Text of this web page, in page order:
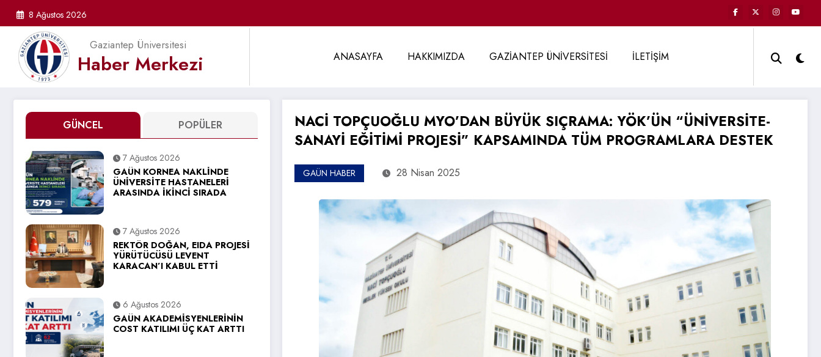
8 Ağustos 2026
Gaziantep Üniversitesi
Haber Merkezi ANASAYFA HAKKIMIZDA GAZİANTEP ÜNİVERSİTESİ İLETİŞİM
GÜNCEL POPÜLER
7 Ağustos 2026
GAÜN KORNEA NAKLİNDE
ÜNİVERSİTE HASTANELERİ
ARASINDA İKİNCİ SIRADA
7 Ağustos 2026
REKTÖR DOĞAN, EIDA PROJESİ
YÜRÜTÜCÜSÜ LEVENT
KARACAN’I KABUL ETTİ
6 Ağustos 2026
GAÜN AKADEMİSYENLERİNİN
COST KATILIMI ÜÇ KAT ARTTI
NACİ TOPÇUOĞLU MYO’DAN BÜYÜK SIÇRAMA: YÖK’ÜN “ÜNİVERSİTE-
SANAYİ EĞİTİMİ PROJESİ” KAPSAMINDA TÜM PROGRAMLARA DESTEK
GAÜN HABER 28 Nisan 2025